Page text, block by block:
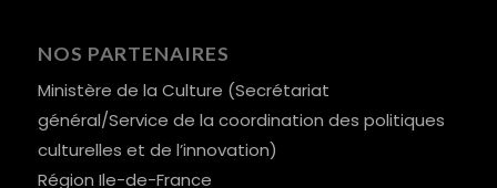
NOS PARTENAIRES
Ministère de la Culture (Secrétariat
général/Service de la coordination des politiques
culturelles et de l’innovation)
Région Ile-de-France